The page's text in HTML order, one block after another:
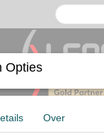
Opties
Over